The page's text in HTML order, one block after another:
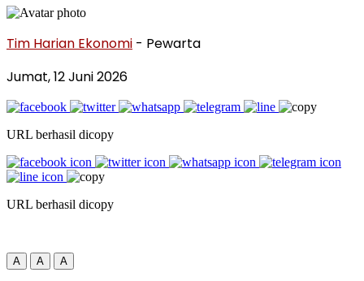
Tim Harian Ekonomi - Pewarta
Jumat, 12 Juni 2026
URL berhasil dicopy
URL berhasil dicopy
A A A